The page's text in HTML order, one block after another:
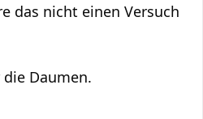
das nicht einen Versuch
Daumen.